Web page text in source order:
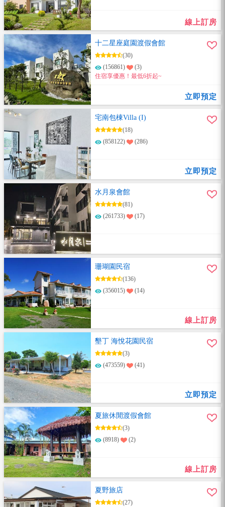
線上訂房
十二星座庭園渡假會館
(30)
(156861)
(3)
住宿享優惠！最低6折起~
立即預定
宅南包棟Villa (I)
(18)
(858122)
(286)
立即預定
水月泉會館
(81)
(261733)
(17)
珊瑚園民宿
(136)
(356015)
(14)
線上訂房
墾丁 海悅花園民宿
(3)
(473559)
(41)
立即預定
夏旅休閒渡假會館
(3)
(8918)
(2)
線上訂房
夏野旅店
(27)